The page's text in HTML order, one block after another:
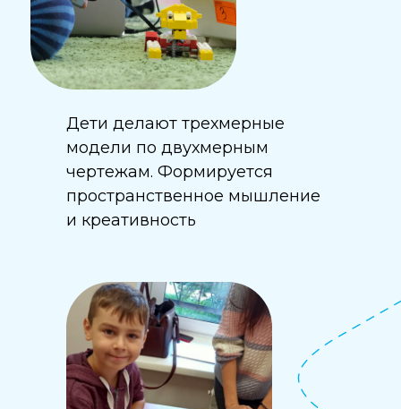
Дети делают трехмерные
модели по двухмерным
чертежам. Формируется
пространственное мышление
и креативность